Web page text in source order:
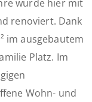
wurde hier mit
renoviert. Dank
im ausgebautem
Platz. Im
Wohn- und